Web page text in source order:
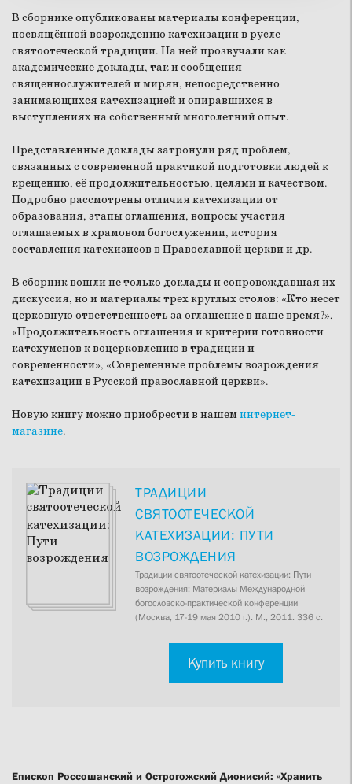
В сборнике опубликованы материалы конференции,
посвящённой возрождению катехизации в русле
святоотеческой традиции. На ней прозвучали как
академические доклады, так и сообщения
священнослужителей и мирян, непосредственно
занимающихся катехизацией и опиравшихся в
выступлениях на собственный многолетний опыт.
Представленные доклады затронули ряд проблем,
связанных с современной практикой подготовки людей к
крещению, её продолжительностью, целями и качеством.
Подробно рассмотрены отличия катехизации от
образования, этапы оглашения, вопросы участия
оглашаемых в храмовом богослужении, история
составления катехизисов в Православной церкви и др.
В сборник вошли не только доклады и сопровождавшая их
дискуссия, но и материалы трех круглых столов: «Кто несет
церковную ответственность за оглашение в наше время?»,
«Продолжительность оглашения и критерии готовности
катехуменов к воцерковлению в традиции и
современности», «Современные проблемы возрождения
катехизации в Русской православной церкви».
Новую книгу можно приобрести в нашеминтернет-
магазине.
ТРАДИЦИИ
СВЯТООТЕЧЕСКОЙ
КАТЕХИЗАЦИИ: ПУТИ
ВОЗРОЖДЕНИЯ
Традиции святоотеческой катехизации: Пути
возрождения: Материалы Международной
богословско-практической конференции
(Москва, 17-19 мая 2010 г.). М., 2011. 336 с.
Купить книгу
Епископ Россошанский и Острогожский Дионисий: «Хранить